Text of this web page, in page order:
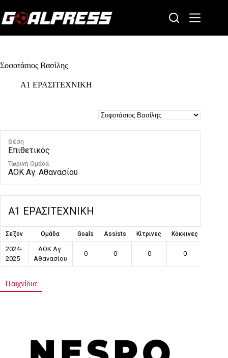
to
content
Σοφοτάσιος Βασίλης
Α1 ΕΡΑΣΙΤΕΧΝΙΚΗ
Θέση
Επιθετικός
Τωρινή Ομάδα
ΑΟΚ Αγ. Αθανασίου
Α1 ΕΡΑΣΙΤΕΧΝΙΚΗ
Σεζόν Ομάδα Goals Assists Κίτρινες Κόκκινες
2024-
2025
ΑΟΚ Αγ.
Αθανασίου
0 0 0 0
Παιχνίδια